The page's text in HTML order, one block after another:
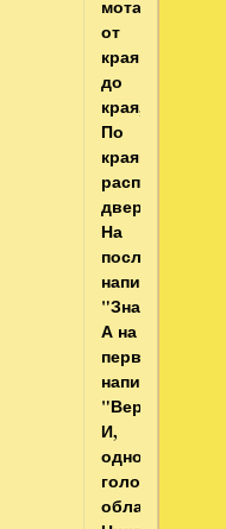
мотает
от
края
до
края,
По
краям
расположены
двери,
На
последней
написано:
"Знаю",
А на
первой
написано:
"Верю".
И,
одной
головой
обладая,